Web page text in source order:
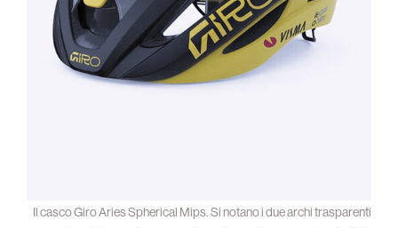
Il casco Giro Aries Spherical Mips. Si notano i due archi trasparenti